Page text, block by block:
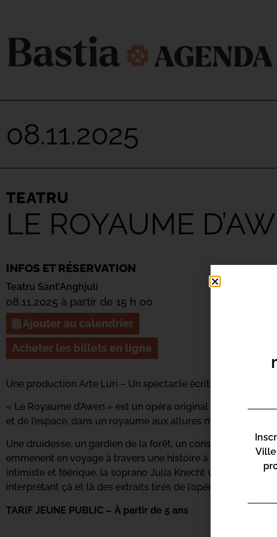
08.11.2025
TEATRU
LE ROYAUME
INFOS ET RÉSERVATION
Teatru Sant’Anghjuli
08.11.2025 à partir de 15 h 00
Ajouter au calendrier
Acheter les billets en ligne
Une production Arte Luri – Un spectacle écrit et composé
« Le Royaume d’Awen » est un opéra original dont
et de l’espace, dans un royaume aux allures moyenâgeuses
Une druidesse, un gardien de la forêt, un conseil des sages,
emmènent en voyage à travers une histoire à plusieurs
intimiste et féérique, la soprano Julia Knecht vous raconte
interprétant çà et là des extraits tirés de l’opéra
TARIF JEUNE PUBLIC – À partir de 5 ans